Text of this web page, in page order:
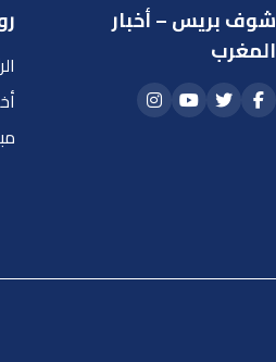
شوف بريس – أخبار
المغرب